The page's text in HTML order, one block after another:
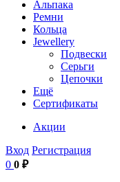
Альпака
Ремни
Кольца
Jewellery
Подвески
Серьги
Цепочки
Ещё
Сертификаты
Акции
Вход Регистрация
0 0 ₽